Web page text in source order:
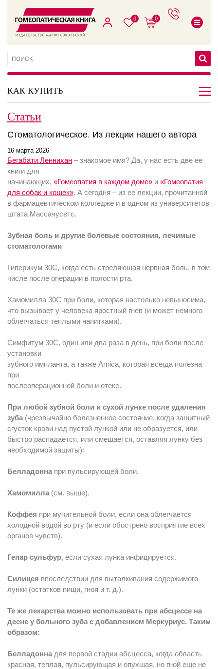
0 0
КАК КУПИТЬ
Статьи
Стоматологическое. Из лекции нашего автора
16 марта 2026
Бегабати Леннихан – знакомое имя? Да, у нас есть две ее
книги для
начинающих, «Гомеопатия в каждом доме» и «Гомеопатия
для собак и кошек». А сегодня – из ее лекции, прочитанной
в фармацевтическом колледже и в одном из университетов
штата Массачусетс.
Зубная боль и другие болевые состояния, лечимые
стоматологами
Гиперикум 30С, когда есть стреляющая нервная боль, в том
числе после операции в полости рта.
Хамомилла 30С при боли, которая настолько невыносима,
что вызывает у человека яростный гнев (и может немного
облегчаться теплыми напитками).
Симфитум 30С, один или два раза в день, при боли после
установки
зубного импланта, а также Arnica, которая всегда полезна
при
послеоперационной боли и отеке.
При любой зубной боли и сухой лунке после удаления
зуба (чрезвычайно болезненное состояние, когда защитный
сгусток крови над пустой лункой или не образуется, или
быстро распадается, или смещается, оставляя лунку без
необходимой защиты):
Белладонна при пульсирующей боли.
Хамомилла (см. выше).
Коффея при мучительной боли, если она облегчается
холодной водой во рту (и если обострено восприятие всех
органов чувств).
Гепар сульфур, если сухая лунка инфицируется.
Силицея впоследствии для выталкивания содержимого
лунки (остатков пищи, гноя и т. д.).
Те же лекарства можно использовать при абсцессе на
десне у больного зуба с добавлением Меркуриус. Таким
образом:
Белладонна для первой стадии абсцесса, когда область
красная, теплая, пульсирующая и опухшая, но гной еще не